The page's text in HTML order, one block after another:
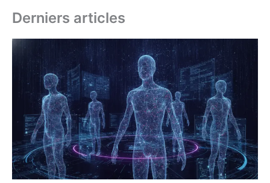
Derniers articles